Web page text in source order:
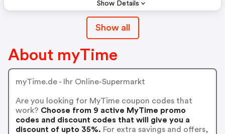
Show Details
Show all
About myTime
myTime.de - Ihr Online-Supermarkt
Are you looking for MyTime coupon codes that
work? Choose from 9 active MyTime promo
codes and discount codes that will give you a
discount of upto 35%. For extra savings and offers,